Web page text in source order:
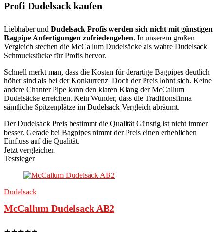
Profi Dudelsack kaufen
Liebhaber und Dudelsack Profis werden sich nicht mit günstigen
Bagpipe Anfertigungen zufriedengeben. In unserem großen
Vergleich stechen die McCallum Dudelsäcke als wahre Dudelsack
Schmuckstücke für Profis hervor.
Schnell merkt man, dass die Kosten für derartige Bagpipes deutlich
höher sind als bei der Konkurrenz. Doch der Preis lohnt sich. Keine
andere Chanter Pipe kann den klaren Klang der McCallum
Dudelsäcke erreichen. Kein Wunder, dass die Traditionsfirma
sämtliche Spitzenplätze im Dudelsack Vergleich abräumt.
Der Dudelsack Preis bestimmt die Qualität Günstig ist nicht immer
besser. Gerade bei Bagpipes nimmt der Preis einen erheblichen
Einfluss auf die Qualität.
Jetzt vergleichen
Testsieger
Dudelsack
McCallum Dudelsack AB2